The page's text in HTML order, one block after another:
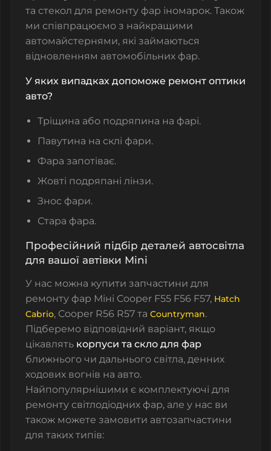
та стекол для ремонту фар іномарок. Також
ми співпрацюємо з найкращими
автомайстернями, які займаються
відновленням автомобільних фар.
У яких випадках допоможе ремонт оптики
авто?
Тріщина або подряпина на фарі.
Павутина на склі фари.
Фара запотіває.
Жовті подряпані лінзи.
Знос фари.
Стара фара.
Професійний підбір деталей автосвітла
для вашої автівки Mini
У нас можна купити запчастини для
ремонту фар Міні Cooper F55 F56 F57, Hatch
Cabrio, Cooper R56 R57 та Countryman.
Підберемо відповідний варіант, якщо
цікавлять корпуси та скло для фар
ближнього чи дальнього світла, денних
ходових вогнів на авто.
Найпопулярнішими є комплектуючі для
ремонту світлодіодних фар, але у нас ви
також можете замовити автозапчастини
для таких типів: